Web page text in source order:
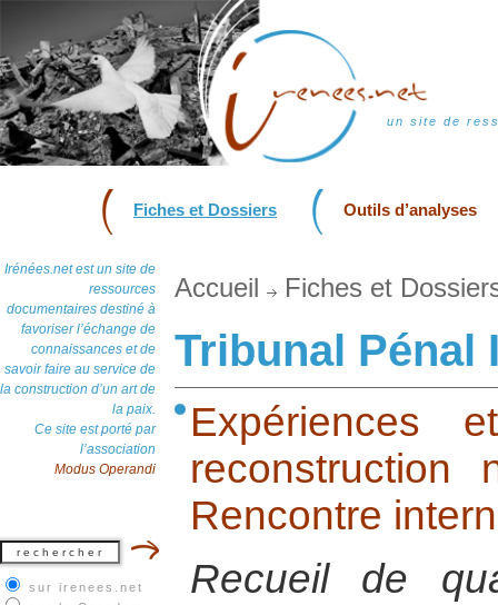
un site de
Fiches et Dossiers Outils d’analyses
Irénées.net est un site de
ressources
documentaires destiné à
favoriser l’échange de
connaissances et de
savoir faire au service de
la construction d’un art de
la paix.
Ce site est porté par
l’association
Modus Operandi
sur irenees.net
Accueil Fiches et
Tribunal Pénal
Expériences
Rencontre
Recueil de